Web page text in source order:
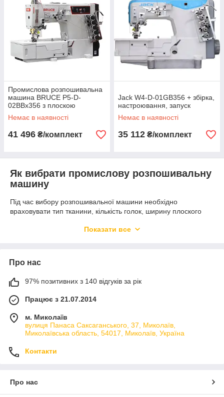
від типу тканини, обсягів виробництва та особливостей
вашого пошиття.
Промислова розпошивальна
машина BRUCE P5-D-
02BBx356 з плоскою
платформою й розширеною
комплектацією 3 в 1
Немає в наявності
41 496 ₴/комплект
Jack W4-D-01GB356 + збірка,
настроювання, запуск
Немає в наявності
35 112 ₴/комплект
Як вибрати промислову розпошивальну
машину
Під час вибору розпошивальної машини необхідно
враховувати тип тканини, кількість голок, ширину плоского
необхідні автоматичні функції. Правильно підібрана модель
Для яких матеріалів підходить
Промислові розпошивальні машини використовуються для
роботи з:
куліром;
футером;
інтерлоком;
Показати все
Про нас
97% позитивних з 140 відгуків за рік
Працює з 21.07.2014
м. Миколаїв
вулиця Панаса Саксаганського, 37, Миколаїв,
Миколаївська область, 54017, Миколаїв, Україна
Контакти
Про нас